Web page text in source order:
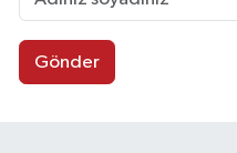
Gönder